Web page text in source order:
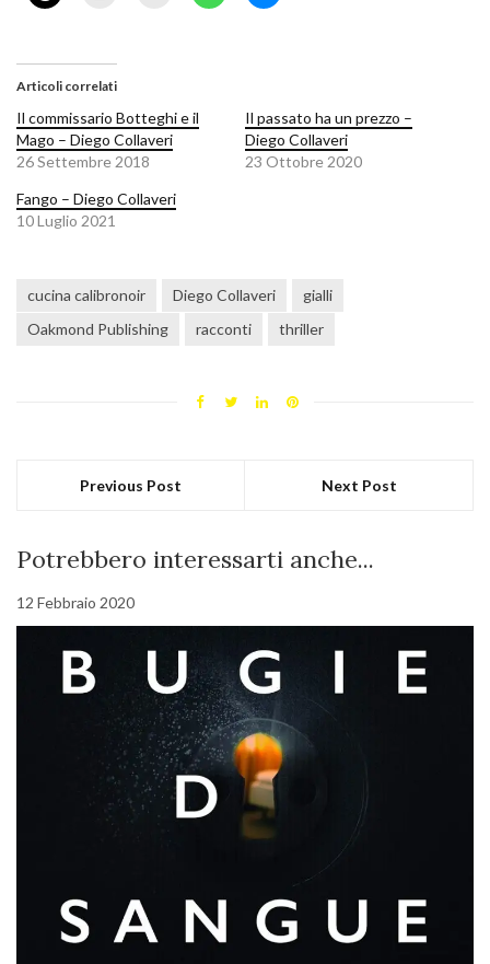
Articoli correlati
Il commissario Botteghi e il
Mago – Diego Collaveri
26 Settembre 2018
Il passato ha un prezzo –
Diego Collaveri
23 Ottobre 2020
Fango – Diego Collaveri
10 Luglio 2021
cucina calibronoir Diego Collaveri
gialli
Oakmond Publishing
racconti thriller
Previous Post Next Post
Potrebbero interessarti anche...
12 Febbraio 2020